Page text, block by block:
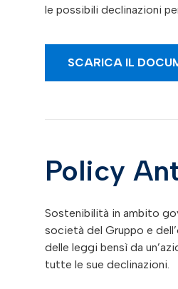
le possibili declinazioni
SCARICA IL
Policy
Sostenibilità in ambito
società del Gruppo e
delle leggi bensì da
tutte le sue declinazioni.